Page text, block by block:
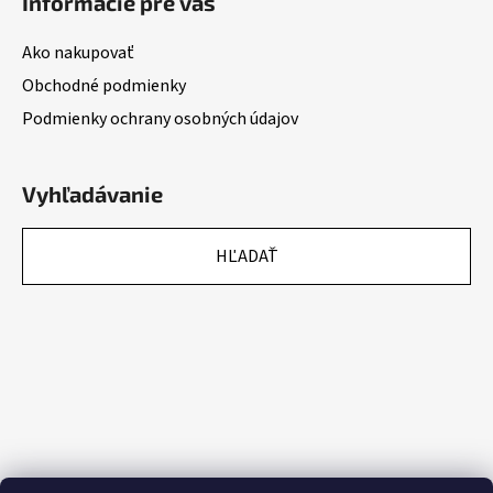
Ako nakupovať
Obchodné podmienky
Podmienky ochrany osobných údajov
Vyhľadávanie
HĽADAŤ